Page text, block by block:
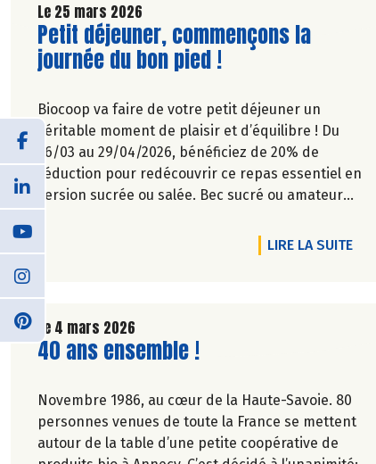
Le 25 mars 2026
Lire la suite de l'article
Petit déjeuner, commençons la
journée du bon pied !
Biocoop va faire de votre petit déjeuner un
véritable moment de plaisir et d’équilibre ! Du
26/03 au 29/04/2026, bénéficiez de 20% de
réduction pour redécouvrir ce repas essentiel en
version sucrée ou salée. Bec sucré ou amateur
répondons à toutes les envies et tous les modes
de vie. Du choix, du goût, de la qualité… pour
plaisir !
LIRE LA SUITEDE
Le 4 mars 2026
Lire la suite de l'article
40 ans ensemble !
Novembre 1986, au cœur de la Haute-Savoie. 80
personnes venues de toute la France se mettent
autour de la table d’une petite coopérative de